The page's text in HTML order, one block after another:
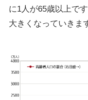
に1人が65歳以上で
大きくなっていきま